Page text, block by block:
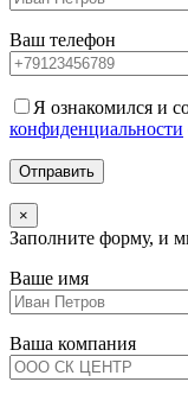
Ваш телефон
Я ознакомился и
конфиденциальности
×
Заполните форму, и
Ваше имя
Ваша компания